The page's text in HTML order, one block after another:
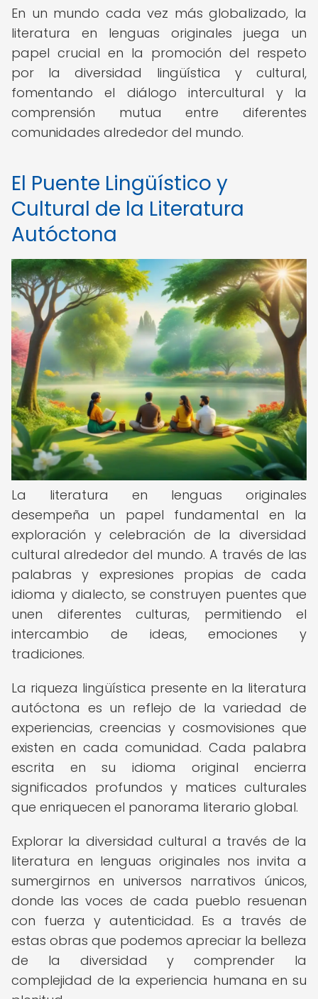
En un mundo cada vez más globalizado, la
literatura en lenguas originales juega un
papel crucial en la promoción del respeto
por la diversidad lingüística y cultural,
fomentando el diálogo intercultural y la
comprensión mutua entre diferentes
comunidades alrededor del mundo.
El Puente Lingüístico y
Cultural de la Literatura
Autóctona
La literatura en lenguas originales
desempeña un papel fundamental en la
exploración y celebración de la diversidad
cultural alrededor del mundo. A través de las
palabras y expresiones propias de cada
idioma y dialecto, se construyen puentes que
unen diferentes culturas, permitiendo el
intercambio de ideas, emociones y
tradiciones.
La riqueza lingüística presente en la literatura
autóctona es un reflejo de la variedad de
experiencias, creencias y cosmovisiones que
existen en cada comunidad. Cada palabra
escrita en su idioma original encierra
significados profundos y matices culturales
que enriquecen el panorama literario global.
Explorar la diversidad cultural a través de la
literatura en lenguas originales nos invita a
sumergirnos en universos narrativos únicos,
donde las voces de cada pueblo resuenan
con fuerza y autenticidad. Es a través de
estas obras que podemos apreciar la belleza
de la diversidad y comprender la
complejidad de la experiencia humana en su